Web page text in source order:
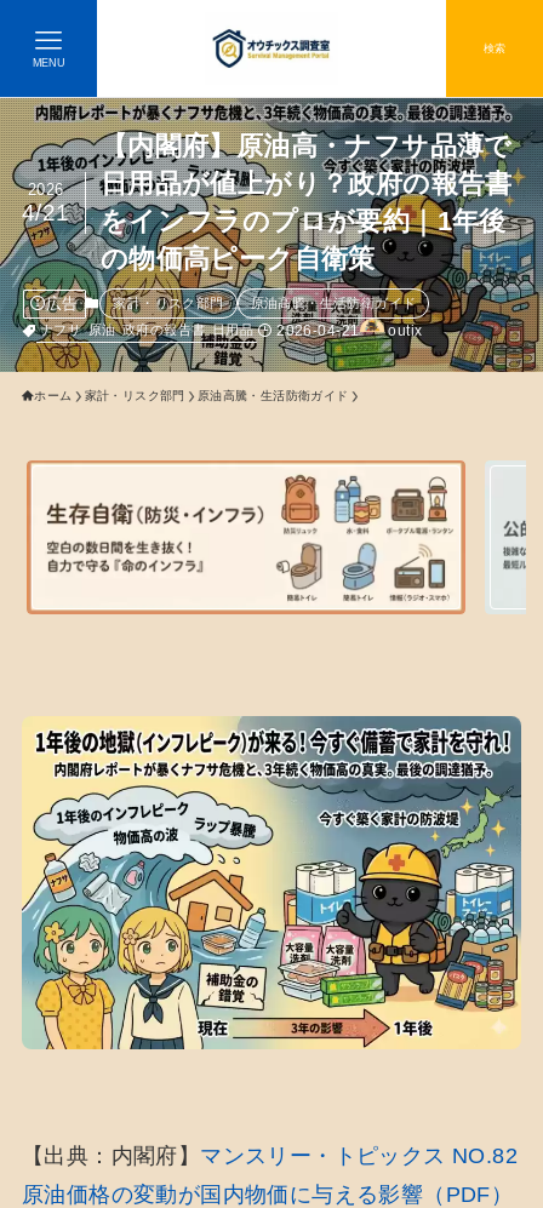
検索
MENU
【内閣府】原油高・ナフサ品薄で
日用品が値上がり？政府の報告書
をインフラのプロが要約｜1年後
の物価高ピーク自衛策
2026
4/21
広告 家計・リスク部門
原油高騰・生活防衛ガイド
ナフサ 原油 政府の報告書 日用品 2026-04-21 outix
ホーム 家計・リスク部門 原油高騰・生活防衛ガイド
【出典：内閣府】 マンスリー・トピックス NO.82
原油価格の変動が国内物価に与える影響（PDF）